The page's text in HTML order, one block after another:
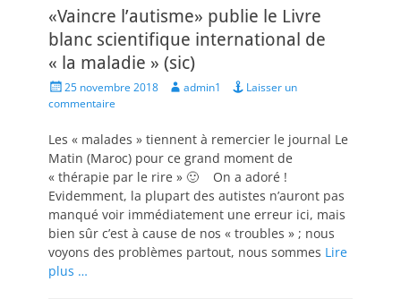
«Vaincre l’autisme» publie le Livre
blanc scientifique international de
« la maladie » (sic)
Posted
on
25 novembre 2018 Author
admin1
Laisser un
commentaire
Les « malades » tiennent à remercier le journal Le
Matin (Maroc) pour ce grand moment de
« thérapie par le rire » 🙂 On a adoré !
Evidemment, la plupart des autistes n’auront pas
manqué voir immédiatement une erreur ici, mais
bien sûr c’est à cause de nos « troubles » ; nous
voyons des problèmes partout, nous sommes Lire
plus …